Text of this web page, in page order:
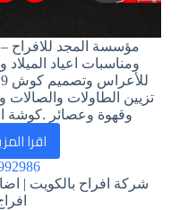
مؤسسة المجد للافراح –
ومناسبات اعياد
تزيين الطاولات
وقهوة وعصائر .كوشة
اقرا
شركة افراح بالكويت |